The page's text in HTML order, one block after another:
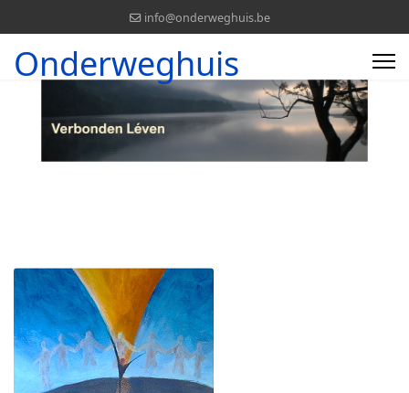
info@onderweghuis.be
Onderweghuis